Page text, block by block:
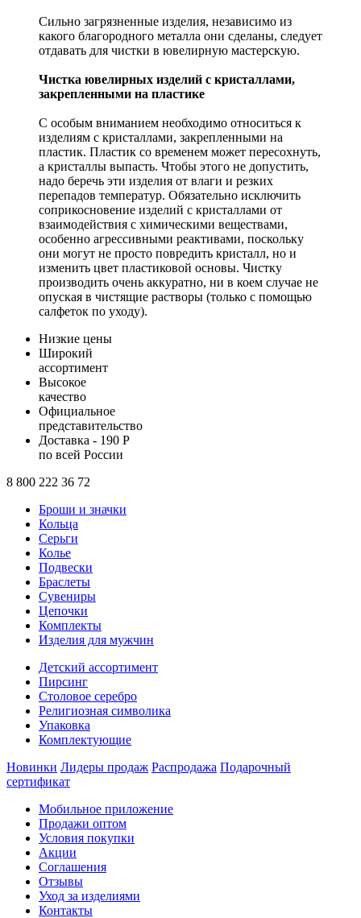
Сильно загрязненные изделия, независимо из
какого благородного металла они сделаны, следует
отдавать для чистки в ювелирную мастерскую.
Чистка ювелирных изделий с кристаллами,
закрепленными на пластике
С особым вниманием необходимо относиться к
изделиям с кристаллами, закрепленными на
пластик. Пластик со временем может пересохнуть,
а кристаллы выпасть. Чтобы этого не допустить,
надо беречь эти изделия от влаги и резких
перепадов температур. Обязательно исключить
соприкосновение изделий с кристаллами от
взаимодействия с химическими веществами,
особенно агрессивными реактивами, поскольку
они могут не просто повредить кристалл, но и
изменить цвет пластиковой основы. Чистку
производить очень аккуратно, ни в коем случае не
опуская в чистящие растворы (только с помощью
салфеток по уходу).
Низкие цены
Широкий
ассортимент
Высокое
качество
Официальное
представительство
Доставка - 190 Р
по всей России
8 800 222 36 72
Броши и значки
Кольца
Серьги
Колье
Подвески
Браслеты
Сувениры
Цепочки
Комплекты
Изделия для мужчин
Детский ассортимент
Пирсинг
Столовое серебро
Религиозная символика
Упаковка
Комплектующие
Новинки Лидеры продаж Распродажа Подарочный
сертификат
Мобильное приложение
Продажи оптом
Условия покупки
Акции
Соглашения
Отзывы
Уход за изделиями
Контакты